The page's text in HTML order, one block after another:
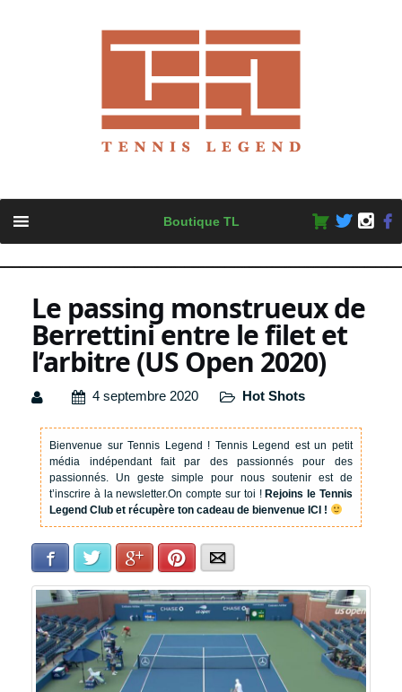
content
Boutique TL
Le passing monstrueux de
Berrettini entre le filet et
l’arbitre (US Open 2020)
4 septembre 2020 Hot Shots
Bienvenue sur Tennis Legend ! Tennis Legend est un petit
média indépendant fait par des passionnés pour des
passionnés. Un geste simple pour nous soutenir est de
t’inscrire à la newsletter.On compte sur toi !Rejoins le Tennis
Legend Club et récupère ton cadeau de bienvenue ICI !
Facebook Twitter Google+Pinterest